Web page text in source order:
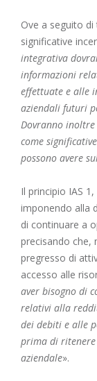
Ove a seguito
significative
integrativa
informazioni
effettuate e alle
aziendali futuri
Dovranno
come
possono avere
Il principio IAS
imponendo alla
di continuare a
precisando che,
pregresso di
accesso alle
aver bisogno di
relativi alla
dei debiti e alle
prima di ritenere
aziendale».